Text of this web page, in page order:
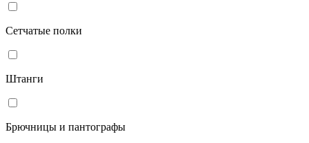
Сетчатые полки
Штанги
Брючницы и пантографы